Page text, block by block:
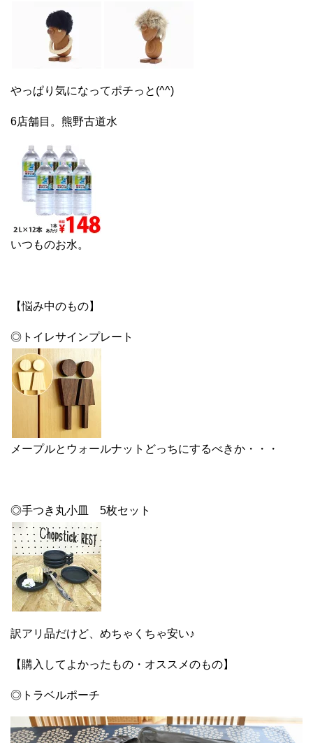
やっぱり気になってポチっと(^^)
6店舗目。熊野古道水
いつものお水。
【悩み中のもの】
◎トイレサインプレート
メープルとウォールナットどっちにするべきか・・・
◎手つき丸小皿 5枚セット
訳アリ品だけど、めちゃくちゃ安い♪
【購入してよかったもの・オススメのもの】
◎トラベルポーチ